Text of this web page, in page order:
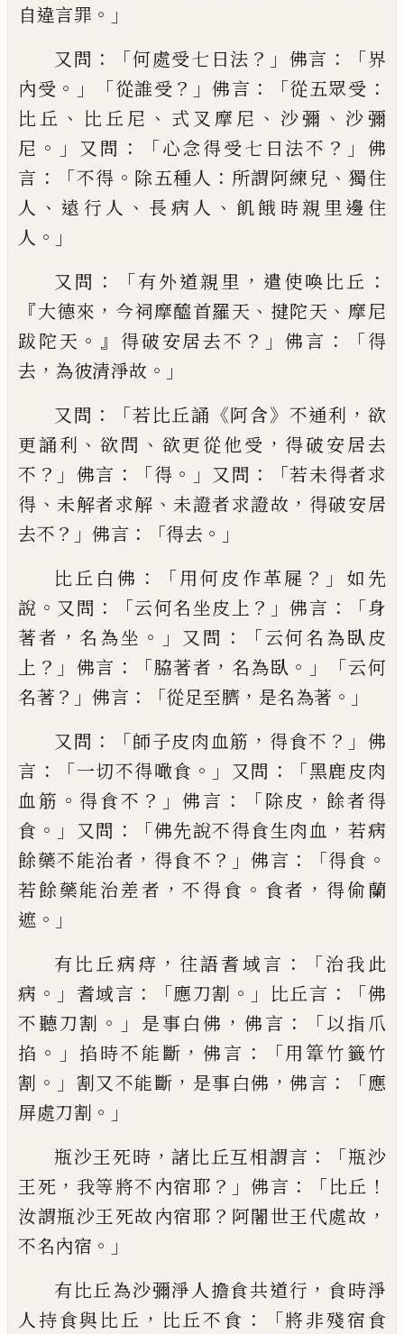
自違言罪 。」
又問 ：「何處受七日法 ？」 佛言 ：「界
內受 。」「從誰受 ？」佛言 ：「從五眾受 ：
比丘 、 比丘尼 、 式叉摩尼 、 沙彌 、沙彌
尼 。」 又問 ：「心念得受七日法不 ？」 佛
言 ：「不得 。 除五種人 ： 所謂阿練兒 、獨住
人 、遠行人 、 長 病人 、 飢餓時親里邊住
人 。」
又問 ：「有外道親里 ， 遣使喚比丘 ：
『大德來 ， 今祠摩醯首羅天 、 揵陀天 、 摩尼
跋陀天 。』 得破安居去不 ？」佛言 ：「得
去 ， 為彼清淨故 。」
又問 ：「若比丘誦 《阿含》 不通利 ， 欲
更誦利 、欲問 、 欲更從他受 ， 得破安居去
不 ？」 佛言 ： 「得 。」 又問 ：「若未得者求
得 、 未解者求解 、 未證者求證故 ， 得破安居
去不 ？」 佛言 ：「得去 。」
比丘白佛 ：「用何皮作革屣 ？」 如先
說 。 又問 ：「云何名坐皮上 ？」佛言 ：「身
著者 ，名為坐 。」 又問 ：「云何名 為臥皮
上 ？」 佛言 ：「脇著者 ， 名為臥 。」「云何
名著 ？」 佛言 ：「從足至臍 ， 是名為著 。」
又問 ：「師子皮肉血筋 ， 得食不 ？」 佛
言 ：「一切不得噉食 。」 又問 ：「黑鹿皮肉
血筋 。 得食不 ？」佛言 ：「除皮 ， 餘者得
食 。」 又問 ：「佛先說不得食生肉血 ，若病
餘藥不能治者 ， 得食不 ？」佛言 ：「得食 。
若餘藥能治差者 ，不得食 。 食者 ， 得偷蘭
遮 。」
有比丘病痔 ， 往語耆域言 ：「治我此
病 。」 耆域言 ：「應刀割 。」 比丘言 ：「佛
不聽刀割 。」 是事白佛 ， 佛言 ：「以指 爪
掐 。」 掐時不能斷 ，佛言 ：「用𥯤竹籤竹
割 。」 割又不能斷 ， 是事白佛 ，佛言 ：「應
屏處刀割 。」
瓶沙王死時 ，諸比丘互相謂言 ：「瓶沙
王死 ， 我等將不內宿耶 ？」佛言 ：「比丘 ！
汝謂瓶沙王死故內宿耶 ？ 阿闍世王代處故 ，
不名內宿 。」
有比丘為沙彌淨人擔食共道行 ， 食時淨
人持食與比丘 ， 比丘不食 ：「將非殘宿食